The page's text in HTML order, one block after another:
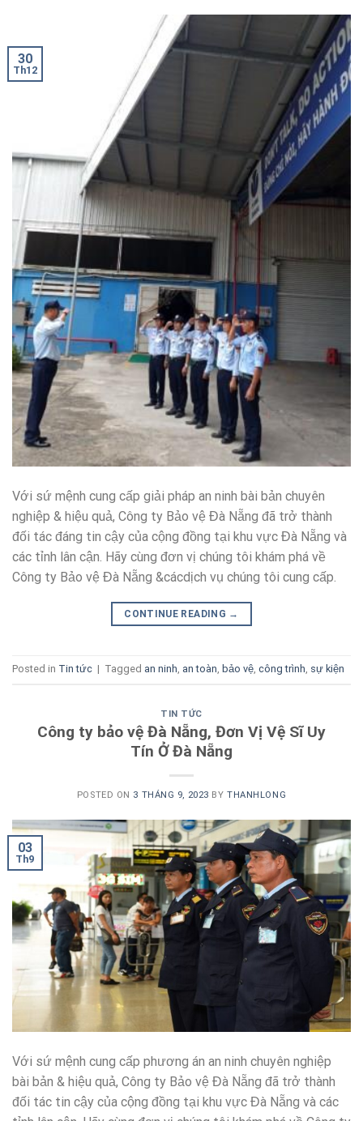
30
Th12
Với sứ mệnh cung cấp giải pháp an ninh bài bản chuyên
nghiệp & hiệu quả, Công ty Bảo vệ Đà Nẵng đã trở thành
đối tác đáng tin cậy của cộng đồng tại khu vực Đà Nẵng và
các tỉnh lân cận. Hãy cùng đơn vị chúng tôi khám phá về
Công ty Bảo vệ Đà Nẵng &cácdịch vụ chúng tôi cung cấp.
CONTINUE READING →
Posted in Tin tức | Tagged an ninh, an toàn, bảo vệ, công trình, sự kiện
TIN TỨC
Công ty bảo vệ Đà Nẵng, Đơn Vị Vệ Sĩ Uy
Tín Ở Đà Nẵng
POSTED ON 3 THÁNG 9, 2023 BYTHANHLONG
03
Th9
Với sứ mệnh cung cấp phương án an ninh chuyên nghiệp
bài bản & hiệu quả, Công ty Bảo vệ Đà Nẵng đã trở thành
đối tác tin cậy của cộng đồng tại khu vực Đà Nẵng và các